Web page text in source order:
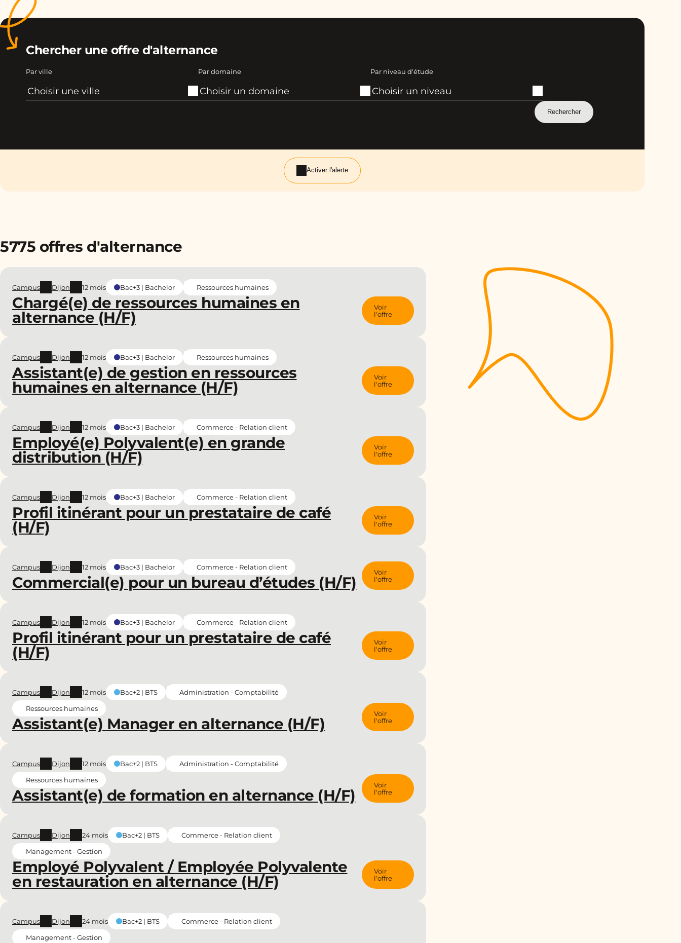
Chercher une offre d'alternance
Par ville Par domaine Par niveau d'étude
Activer l'alerte
5775 offres d'alternance
Chargé(e) de ressources humaines en
alternance (H/F)
Campus Dijon 12 mois Bac+3 | Bachelor Ressources humaines
Voir
l'offre
Assistant(e) de gestion en ressources
humaines en alternance (H/F)
Campus Dijon 12 mois Bac+3 | Bachelor Ressources humaines
Voir
l'offre
Employé(e) Polyvalent(e) en grande
distribution (H/F)
Campus Dijon 12 mois Bac+3 | Bachelor Commerce - Relation client
Voir
l'offre
Profil itinérant pour un prestataire de café
(H/F)
Campus Dijon 12 mois Bac+3 | Bachelor Commerce - Relation client
Voir
l'offre
Commercial(e) pour un bureau d’études (H/F)
Campus Dijon 12 mois Bac+3 | Bachelor Commerce - Relation client
Voir
l'offre
Profil itinérant pour un prestataire de café
(H/F)
Campus Dijon 12 mois Bac+3 | Bachelor Commerce - Relation client
Voir
l'offre
Assistant(e) Manager en alternance (H/F)
Campus Dijon 12 mois Bac+2 | BTS
Administration - Comptabilité
Ressources humaines
Voir
l'offre
Assistant(e) de formation en alternance (H/F)
Campus Dijon 12 mois Bac+2 | BTS
Administration - Comptabilité
Ressources humaines
Voir
l'offre
Employé Polyvalent / Employée Polyvalente
en restauration en alternance (H/F)
Campus Dijon 24 mois Bac+2 | BTS
Commerce - Relation client
Management - Gestion
Voir
l'offre
Campus Dijon 24 mois Bac+2 | BTS
Commerce - Relation client
Management - Gestion